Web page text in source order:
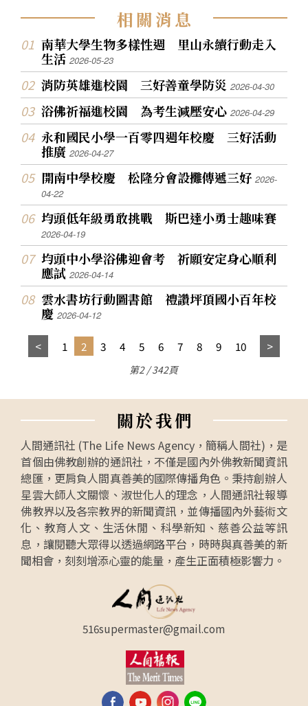
相關消息
南華大學生物多樣性週 里山永續行動走入
生活2026-05-23
消防英雄進校園 三好善童學防災2026-04-30
浴佛祈福進校園 為考生減壓安心2026-04-29
永和國民小學一百零四週年校慶 三好活動
推廣2026-04-27
開南中學校慶 松隆分會設攤傳遞三好2026-
04-22
均頭低年級勇敢挑戰 斯巴達小勇士趣味賽
2026-04-19
均頭中小學浴佛迎會考 祈願安定身心順利
應試2026-04-14
雲水書坊行動圖書館 禮讚坪頂國小百年校
慶2026-04-12
1 2 3 4 5 6 7 8 9 10
第2 / 342頁
關於我們
人間通訊社 (The Life News Agency，簡稱人間社)，是
首個由佛教創辦的通訊社，不僅是國內外佛教新聞資訊
總匯，更肩負人間真善美的國際傳播角色。秉持創辦人
星雲大師人文關懷、淑世化人的理念，人間通訊社報導
佛教界以及各宗教界的新聞資訊，並傳播國內外藝術文
化、教育人文、生活休閒、科學新知、慈善公益等訊
息，讓閱聽大眾得以透過網路平台，時時與真善美的新
聞相會，刻刻增添心靈的能量，產生正面積極影響力。
516supermaster@gmail.com